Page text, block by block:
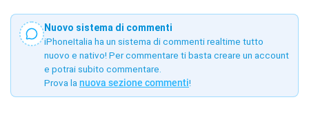
Nuovo sistema di commenti
iPhoneItalia ha un sistema di commenti realtime tutto
nuovo e nativo! Per commentare ti basta creare un account
e potrai subito commentare.
Prova la nuova sezione commenti!